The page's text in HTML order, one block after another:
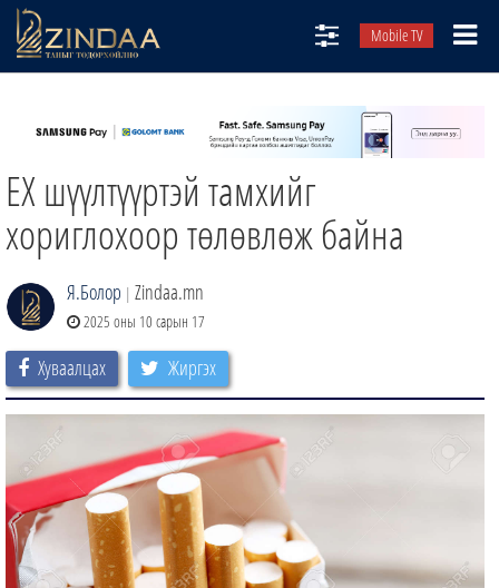
Mobile TV
ТВ8
ӨГЛӨӨНИЙ СОНИН
АУДИО ЗОХИОЛ
ЗИНДАА СЭТГҮҮЛ
ЕХ шүүлтүүртэй тамхийг
хориглохоор төлөвлөж байна
Я.Болор | Zindaa.mn
2025 оны 10 сарын 17
Хуваалцах Жиргэх